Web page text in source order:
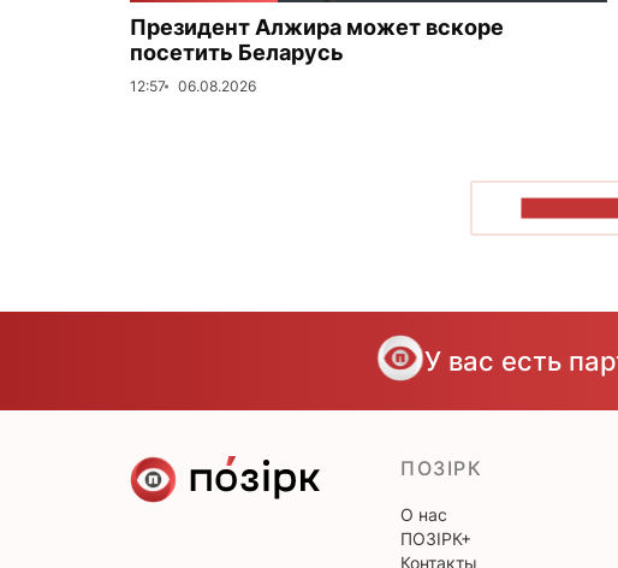
Президент Алжира может вскоре
посетить Беларусь
12:57 06.08.2026
У вас есть
ПОЗІРК
О нас
ПОЗІРК+
Контакты